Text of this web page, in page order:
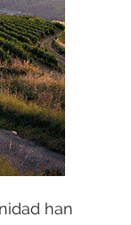
han